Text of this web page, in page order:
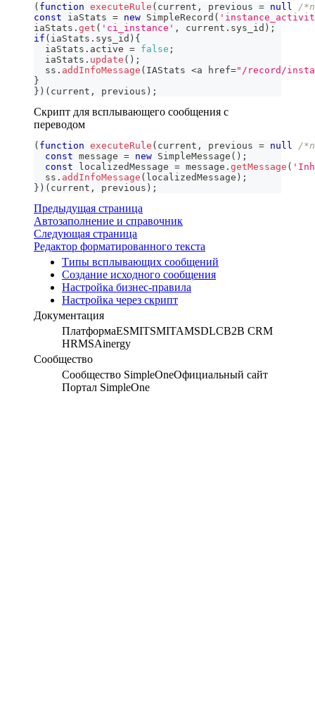
( function executeRule ( current , previous = null
/
const iaStats = new SimpleRecord (
iaStats . get ( 'ci_instance' , current . sys_id ) ;
if ( iaStats . sys_id ) {
  iaStats
. active = false ;
  iaStats
. update ( ) ;
  ss
. addInfoMessage ( IAStats <a href="/record/
}
} ) ( current , previous ) ;
Скрипт для всплывающего сообщения с
переводом
( function executeRule ( current , previous = null
/
const message = new SimpleMessage ( ) ;
const localizedMessage = message . getMessage (
  ss
. addInfoMessage ( localizedMessage ) ;
} ) ( current , previous ) ;
Предыдущая страница
Автозаполнение и справочник
Следующая страница
Редактор форматированного текста
Типы всплывающих сообщений
Создание исходного сообщения
Настройка бизнес-правила
Настройка через скрипт
Документация
ПлатформаESMITSMITAMSDLCB2B CRM
HRMSAinergy
Сообщество
Сообщество SimpleOneОфициальный сайт
Портал SimpleOne